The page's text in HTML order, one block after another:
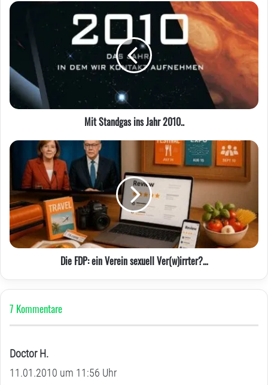
Mit
Jahr
2010..
Mit Standgas ins Jahr 2010..
Die
FDP:
Verein
sexuell
Ver(w)irrter?…
Die FDP: ein Verein sexuell Ver(w)irrter?…
7 Kommentare
Doctor H.
a
11.01.2010 um 11:56 Uhr